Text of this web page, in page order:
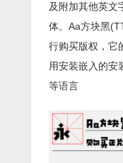
及附加其他英文
体。Aa方块黑
行购买版权，它
用安装嵌入的安
等语言